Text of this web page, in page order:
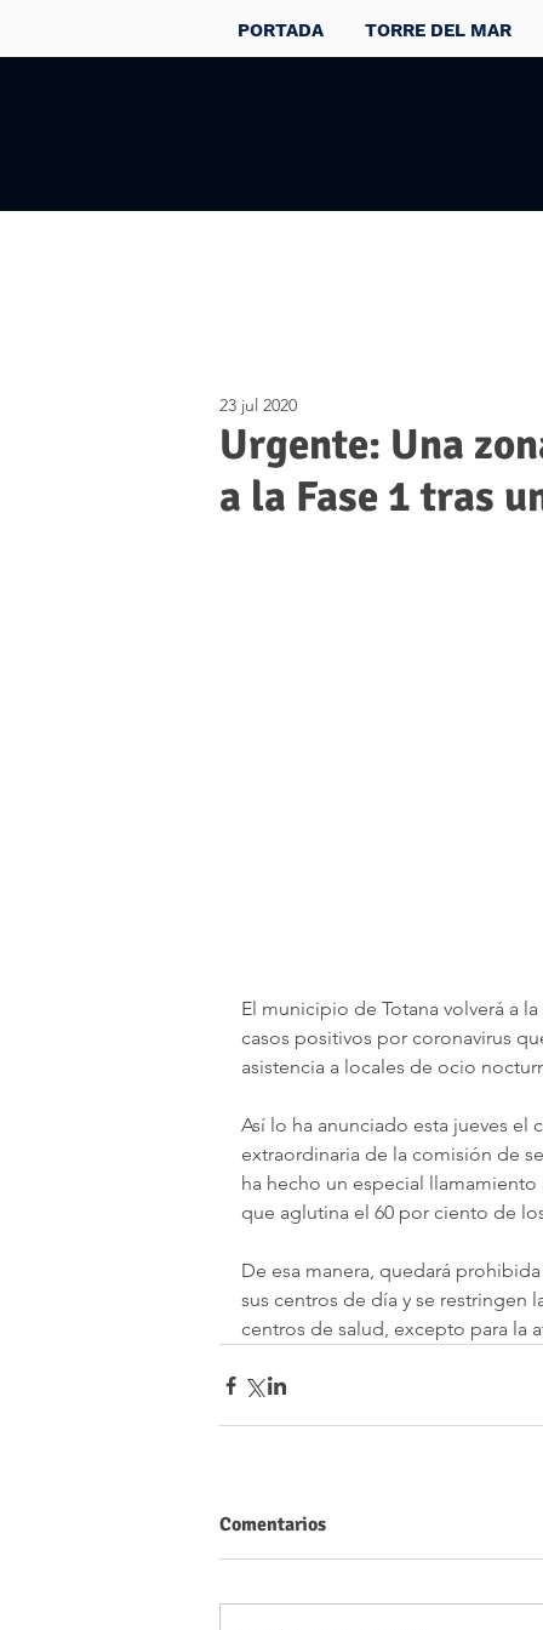
PORTADA TORRE DEL MAR
Urgente: Una
a la Fase 1 tras
23 jul 2020
El municipio de Totana volverá a
casos positivos por coronavirus
asistencia a locales de ocio
Así lo ha anunciado esta jueves el
extraordinaria de la comisión de
ha hecho un especial
que aglutina el 60 por ciento de
De esa manera, quedará
sus centros de día y se restringen
centros de salud, excepto para la
Comentarios